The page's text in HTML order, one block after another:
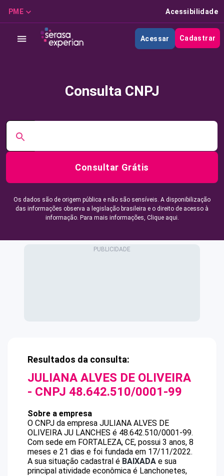
PME Acessibilidade
Acessar Cadastrar
Consulta CNPJ
Consultar Grátis
Os dados são de origem pública e não são sensíveis. A disponibilização
das informações observa a legislação brasileira e o direito de acesso à
informação. Para mais informações, Clique aqui.
Resultados da consulta:
JULIANA ALVES DE OLIVEIRA
- CNPJ 48.642.510/0001-99
Sobre a empresa
O CNPJ da empresa JULIANA ALVES DE
OLIVEIRA JU LANCHES é 48.642.510/0001-99.
Com sede em FORTALEZA, CE, possui 3 anos, 8
meses e 21 dias e foi fundada em 17/11/2022.
A sua situação cadastral é BAIXADA e sua
principal atividade econômica é Lanchonetes,